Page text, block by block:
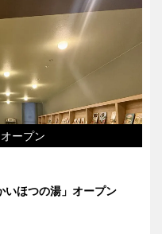
ープン
いほつの湯」オープン